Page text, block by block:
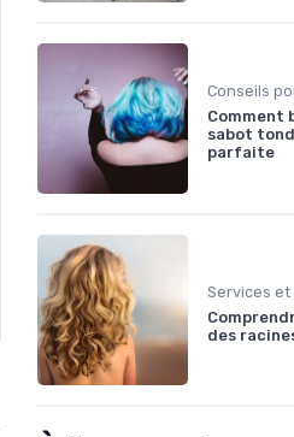
Comment
sabot
parfaite
Services et
des